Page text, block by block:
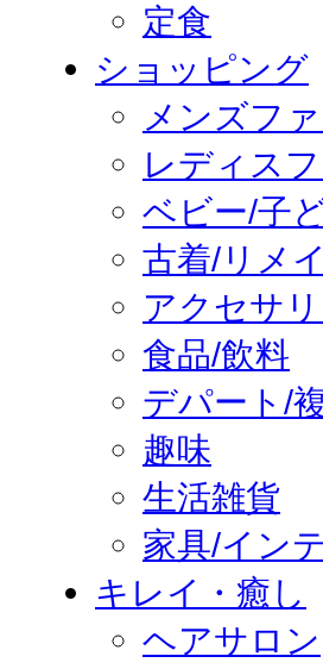
定食
ショッピング
メンズフ
レディス
ベビー/子
古着/リメ
アクセサ
食品/飲料
デパート/
趣味
生活雑貨
家具/イン
キレイ・癒し
ヘアサロン